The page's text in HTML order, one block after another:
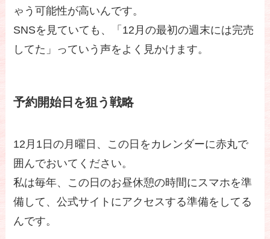
ゃう可能性が高いんです。
SNSを見ていても、「12月の最初の週末には完売
してた」っていう声をよく見かけます。
予約開始日を狙う戦略
12月1日の月曜日、この日をカレンダーに赤丸で
囲んでおいてください。
私は毎年、この日のお昼休憩の時間にスマホを準
備して、公式サイトにアクセスする準備をしてる
んです。